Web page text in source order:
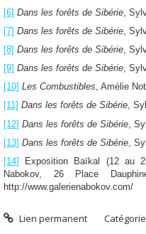
[6] Dans les forêts de Sibérie ,
[7] Dans les forêts de Sibérie ,
[8] Dans les forêts de Sibérie,
[9] Dans les forêts de Sibérie,
[10] Les Combustibles, Amélie
[11] Dans les forêts de Sibérie,
[12] Dans les forêts de Sibérie ,
[13] Dans les forêts de Sibérie ,
[14]
Exposition Baïkal (12 au
Nabokov, 26 Place
http://www.galerienabokov.com/
Lien permanent